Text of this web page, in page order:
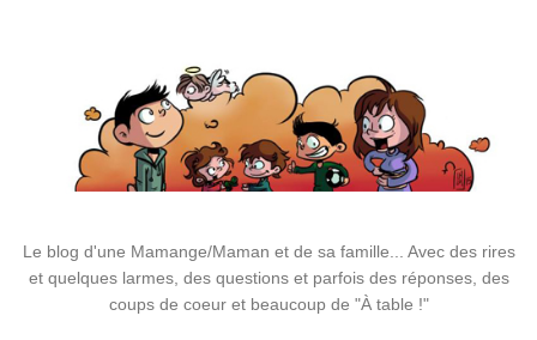
Le blog d'une Mamange/Maman et de sa famille... Avec des rires
et quelques larmes, des questions et parfois des réponses, des
coups de coeur et beaucoup de "À table !"